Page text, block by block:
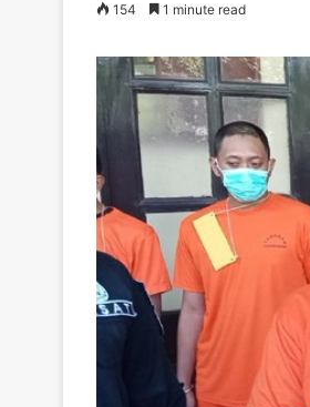
154 1 minute read